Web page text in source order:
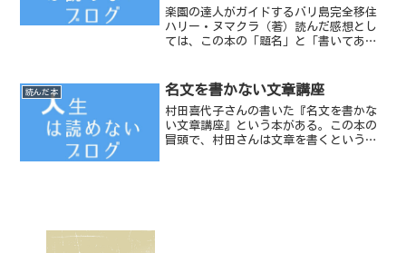
れないと感じた
楽園の達人がガイドするバリ島完全移住
ハリー・ヌマクラ（著）読んだ感想とし
ては、この本の「題名」と「書いてある
ます」ということだ。
読んだ本 名文を書かない文章講座
村田喜代子さんの書いた『名文を書かな
い文章講座』という本がある。この本の
冒頭で、村田さんは文章を書くというこ